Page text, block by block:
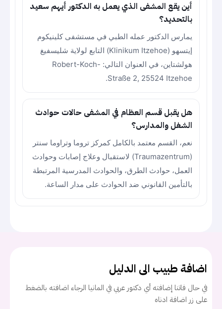
أين يقع المشفى الذي يعمل به الدكتور أيهم سعيد
بالتحديد؟
يمارس الدكتور عمله الطبي في مستشفى كلينيكوم
إيتسهو (Klinikum Itzehoe) التابع لولاية شليسفيغ
هولشتاين، في العنوان التالي: Robert-Koch-
Straße 2, 25524 Itzehoe.
هل يقبل قسم العظام في المشفى حالات حوادث
الشغل والمدارس؟
نعم، القسم معتمد بالكامل كمركز تروما وتراوما سنتر
(Traumazentrum) لاستقبال وعلاج إصابات وحوادث
العمل، حوادث الطرق، والحوادث المدرسية المرتبطة
بالتأمين القانوني ضد الحوادث على مدار الساعة.
اضافة طبيب الى الدليل
في حال فاتنا إضافته أي دكتور عربي في المانيا الرجاء اضافته بالضغط
على زر اضافة ادناه